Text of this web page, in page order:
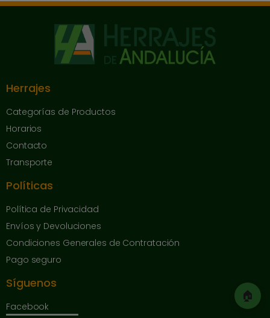
🏠
Herrajes
Categorías de Productos
Horarios
Contacto
Transporte
Políticas
Política de Privacidad
Envíos y Devoluciones
Condiciones Generales de Contratación
Pago seguro
Síguenos
Facebook